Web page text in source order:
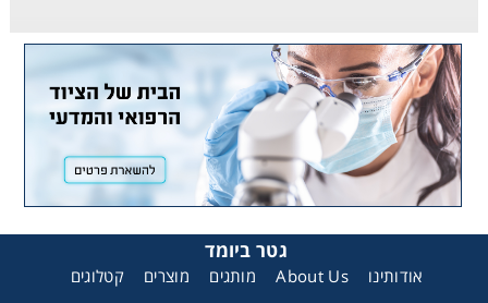
גטר ביומד
אודותינו About Us מותגים מוצרים קטלוגים